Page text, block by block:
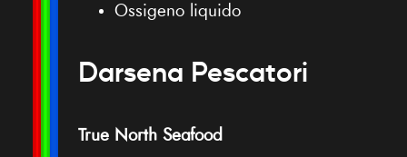
Ossigeno liquido
Darsena Pescatori
True North Seafood